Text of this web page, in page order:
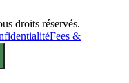
droits réservés.
Fees &